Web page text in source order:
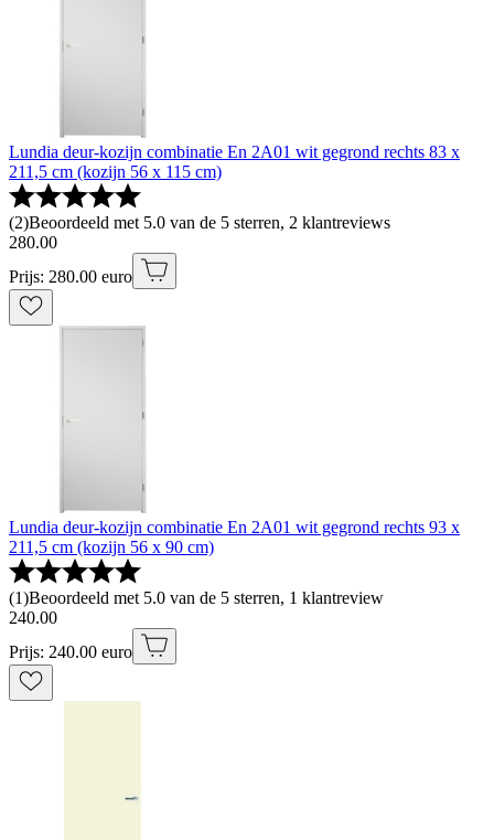
Lundia deur-kozijn combinatie En 2A01 wit gegrond rechts 83 x
211,5 cm (kozijn 56 x 115 cm)
(2)Beoordeeld met 5.0 van de 5 sterren, 2 klantreviews
280.00
Prijs: 280.00 euro
Lundia deur-kozijn combinatie En 2A01 wit gegrond rechts 93 x
211,5 cm (kozijn 56 x 90 cm)
(1)Beoordeeld met 5.0 van de 5 sterren, 1 klantreview
240.00
Prijs: 240.00 euro